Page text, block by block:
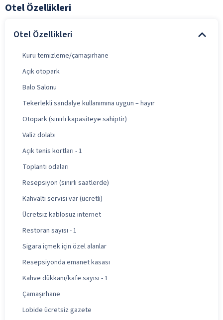
Otel Özellikleri
Otel Özellikleri
Kuru temizleme/çamaşırhane
Açık otopark
Balo Salonu
Tekerlekli sandalye kullanımına uygun – hayır
Otopark (sınırlı kapasiteye sahiptir)
Valiz dolabı
Açık tenis kortları - 1
Toplantı odaları
Resepsiyon (sınırlı saatlerde)
Kahvaltı servisi var (ücretli)
Ücretsiz kablosuz internet
Restoran sayısı - 1
Sigara içmek için özel alanlar
Resepsiyonda emanet kasası
Kahve dükkanı/kafe sayısı - 1
Çamaşırhane
Lobide ücretsiz gazete